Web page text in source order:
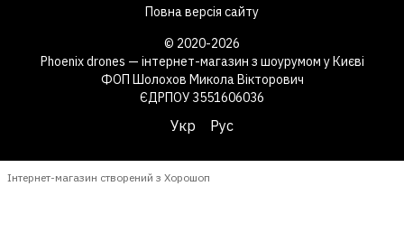
Повна версія сайту
© 2020-2026
Phoenix drones — інтернет-магазин з шоурумом у Києві
ФОП Шолохов Микола Вікторович
ЄДРПОУ 3551606036
Укр Рус
Інтернет-магазин створений з Хорошоп